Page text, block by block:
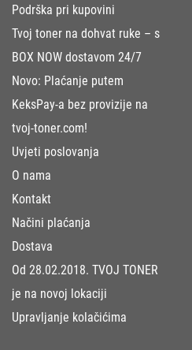
Podrška pri kupovini
Tvoj toner na dohvat ruke – s
BOX NOW dostavom 24/7
Novo: Plaćanje putem
KeksPay-a bez provizije na
tvoj-toner.com!
Uvjeti poslovanja
O nama
Kontakt
Načini plaćanja
Dostava
Od 28.02.2018. TVOJ TONER
je na novoj lokaciji
Upravljanje kolačićima